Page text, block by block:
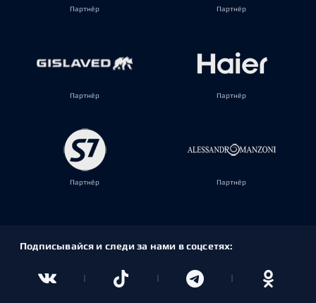
Партнёр Партнёр
Партнёр Партнёр
Партнёр Партнёр
Подписывайся и следи за нами в соцсетях: